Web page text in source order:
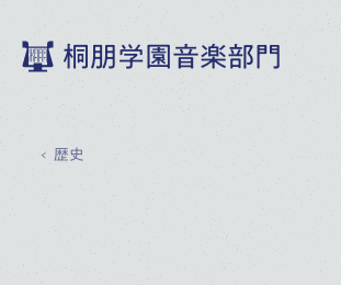
桐朋学園音楽部門
歴史